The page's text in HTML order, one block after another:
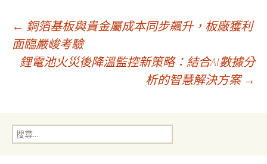
文
章
覽
← 銅箔基板與貴金屬成本同步飆升，板廠獲利
面臨嚴峻考驗
鋰電池火災後降溫監控新策略：結合AI數據分
析的智慧解決方案 →
搜
尋